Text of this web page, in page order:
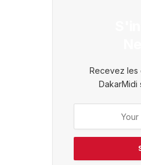
Recevez les
DakarMidi